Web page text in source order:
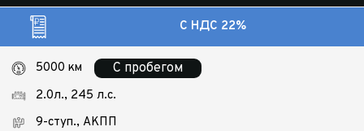
C НДС 22%
5000 км С пробегом
2.0л., 245 л.с.
9-ступ., АКПП